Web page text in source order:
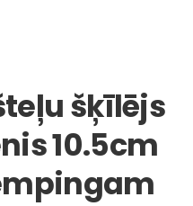
šķīlējs
10.5cm